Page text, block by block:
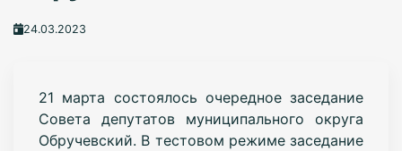
24.03.2023
21 марта состоялось очередное заседание
Совета депутатов муниципального округа
Обручевский. В тестовом режиме заседание